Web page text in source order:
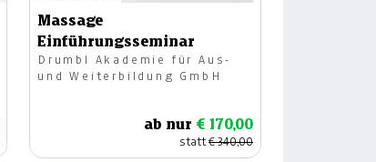
Massage
Einführungsseminar
Drumbl Akademie für Aus-
und Weiterbildung GmbH
ab nur € 170,00
statt€ 340,00